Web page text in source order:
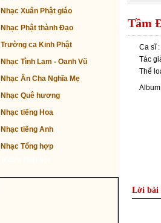
Nhạc Xuân Phật giáo
Nhạc Phật thành Đạo
Trường ca Kinh Phật
Nhạc Tình Lam - Oanh Vũ
Nhạc Ân Cha Nghĩa Mẹ
Nhạc Quê hương
Nhạc tiếng Hoa
Nhạc tiếng Anh
Nhạc Tổng hợp
Tầm
Ca sĩ :
Tác
Thể
Lời bài